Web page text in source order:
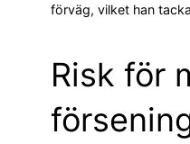
förväg, vilket han
Risk för